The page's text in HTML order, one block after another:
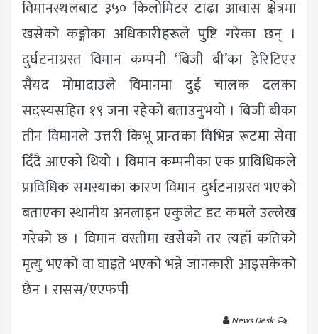
विमानस्थलबाट ३५० किलोमिटर टाढा आवास क्षेत्रमा
खसेको कङ्गोका अधिकारीहरूले पुष्टि गरेका छन् ।
दुर्घटनाग्रस्त विमान कम्पनी ‘बिजी बी’का हेरिटिएर
सैयद मोमादाउले विमानमा दुई चालक दलका
सदस्यसहित १९ जना रहेको बताउनुभयो । बिजी बीका
तीन विमानले उत्तरी किभू प्रान्तका विभिन्न रूटमा सेवा
दिँदै आएको थियो । विमान कम्पनीका एक प्राविधिकले
प्राविधिक समस्याका कारण विमान दुर्घटनाग्रस्त भएको
बताएका स्थानीय अनलाइन एकुलेट डट कमले उल्लेख
गरेको छ । विमान वस्तीमा खसेको तर त्यहाँ कतिको
मृत्यु भएको वा घाइते भएको भन्ने जानकारी आइसकेको
छैन । रासस/एएफपी
News Desk